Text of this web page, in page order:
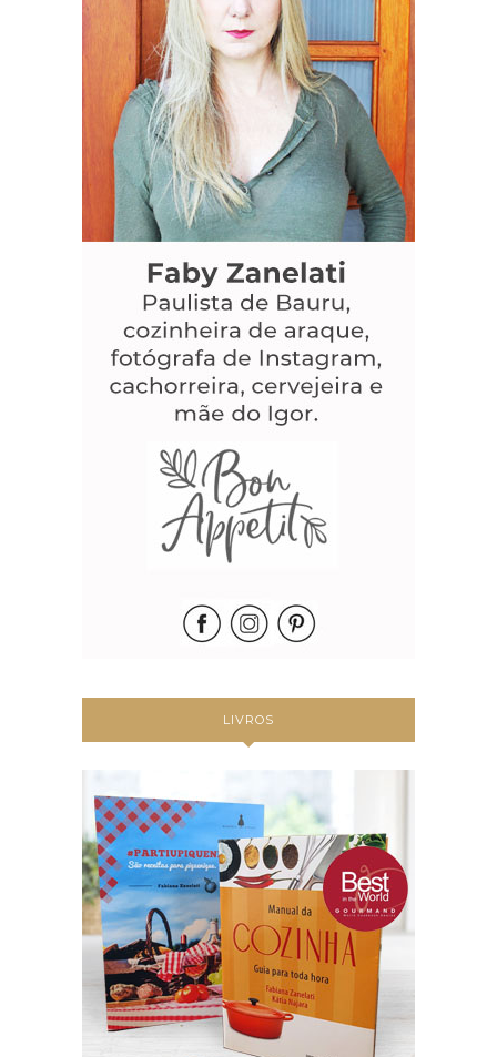
LIVROS